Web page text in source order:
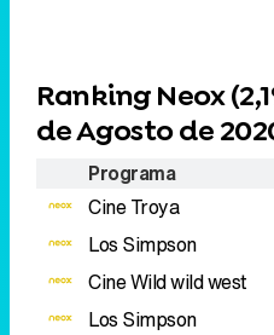
Ranking Neox (
de Agosto de
Programa
CineTroya
Los Simpson
CineWild wild west
Los Simpson